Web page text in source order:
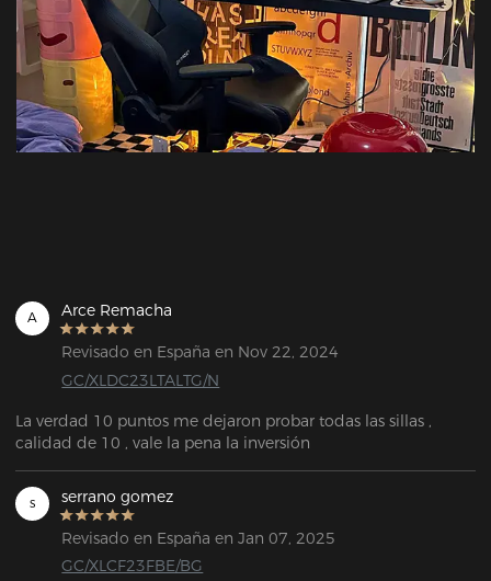
A Arce Remacha
Revisado en España en Nov 22, 2024
GC/XLDC23LTALTG/N
La verdad 10 puntos me dejaron probar todas las sillas ,
calidad de 10 , vale la pena la inversión
s serrano gomez
Revisado en España en Jan 07, 2025
GC/XLCF23FBE/BG